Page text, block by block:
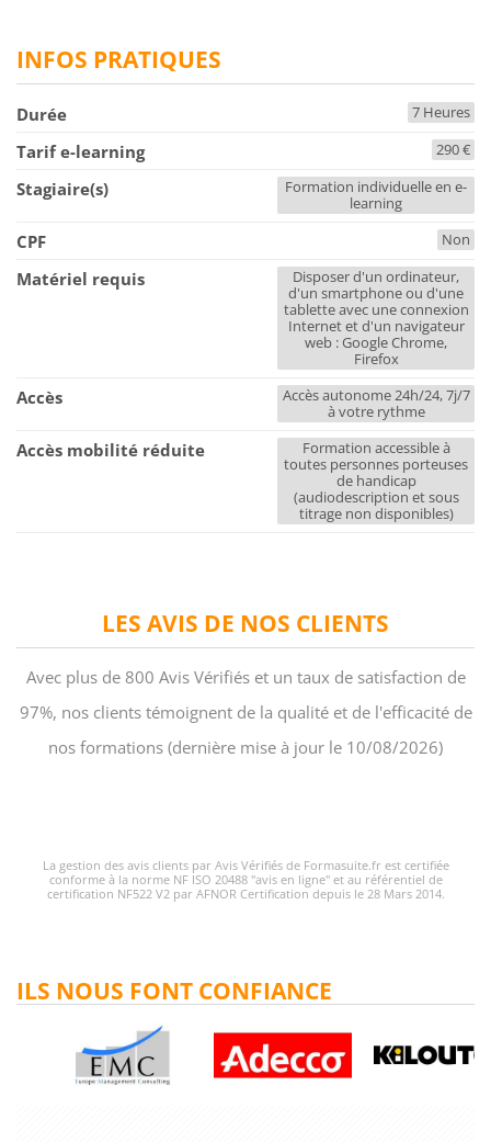
LES AVIS DE NOS CLIENTS
Avec plus de 800 Avis Vérifiés et un taux de satisfaction de
97%, nos clients témoignent de la qualité et de l'efficacité de
nos formations (dernière mise à jour le 10/08/2026)
La gestion des avis clients par Avis Vérifiés de Formasuite.fr est certifiée
conforme à la norme NF ISO 20488 "avis en ligne" et au référentiel de
certification NF522 V2 par AFNOR Certification depuis le 28 Mars 2014.
ILS NOUS FONT CONFIANCE
INFOS PRATIQUES
Durée 7 Heures
Tarif e-learning 290 €
Stagiaire(s)
Formation individuelle en e-
learning
CPF Non
Matériel requis
Disposer d'un ordinateur,
d'un smartphone ou d'une
tablette avec une connexion
Internet et d'un navigateur
web : Google Chrome,
Firefox
Accès
Accès autonome 24h/24, 7j/7
à votre rythme
Accès mobilité réduite
Formation accessible à
toutes personnes porteuses
de handicap
(audiodescription et sous
titrage non disponibles)